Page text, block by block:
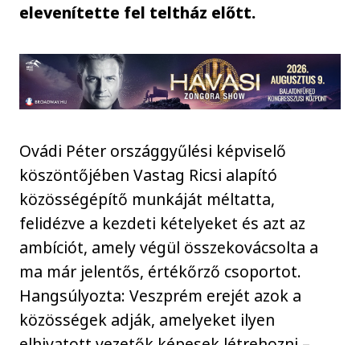
elevenítette fel teltház előtt.
Ovádi Péter országgyűlési képviselő
köszöntőjében Vastag Ricsi alapító
közösségépítő munkáját méltatta,
felidézve a kezdeti kételyeket és azt az
ambíciót, amely végül összekovácsolta a
ma már jelentős, értékőrző csoportot.
Hangsúlyozta: Veszprém erejét azok a
közösségek adják, amelyeket ilyen